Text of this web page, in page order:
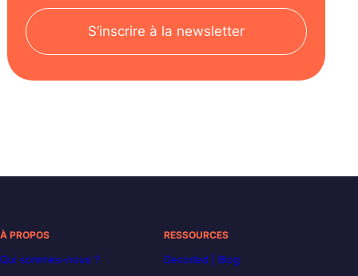
S’inscrire à la newsletter
À PROPOS
Qui sommes-nous ?
RESSOURCES
Decoded | Blog